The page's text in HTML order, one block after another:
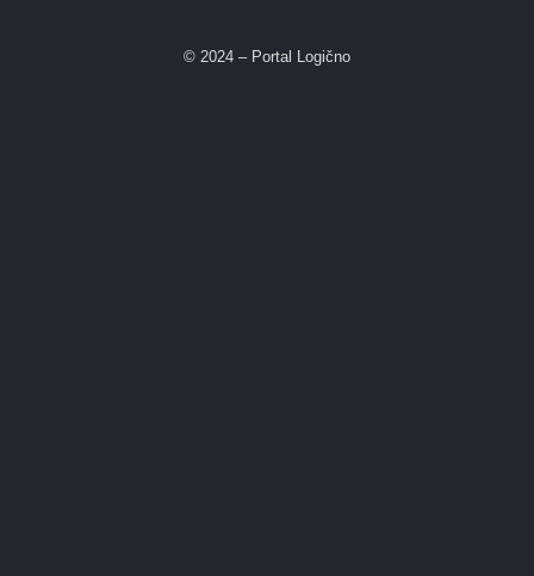
© 2024 – Portal Logično